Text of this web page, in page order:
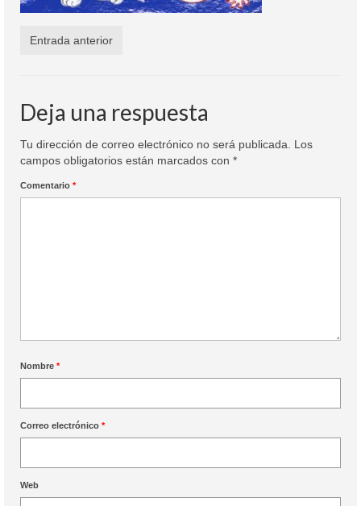
Sobre mi
Entrada anterior
Deja una respuesta
Tu dirección de correo electrónico no será publicada.
Los
campos obligatorios están marcados con *
Comentario *
Nombre *
Correo electrónico *
Web